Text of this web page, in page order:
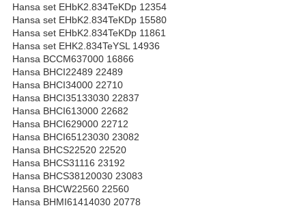
Hansa set EHbK2.834TeKDp 12354
Hansa set EHbK2.834TeKDp 15580
Hansa set EHbK2.834TeKDp 11861
Hansa set EHK2.834TeYSL 14936
Hansa BCCM637000 16866
Hansa BHCI22489 22489
Hansa BHCI34000 22710
Hansa BHCI35133030 22837
Hansa BHCI613000 22682
Hansa BHCI629000 22712
Hansa BHCI65123030 23082
Hansa BHCS22520 22520
Hansa BHCS31116 23192
Hansa BHCS38120030 23083
Hansa BHCW22560 22560
Hansa BHMI61414030 20778